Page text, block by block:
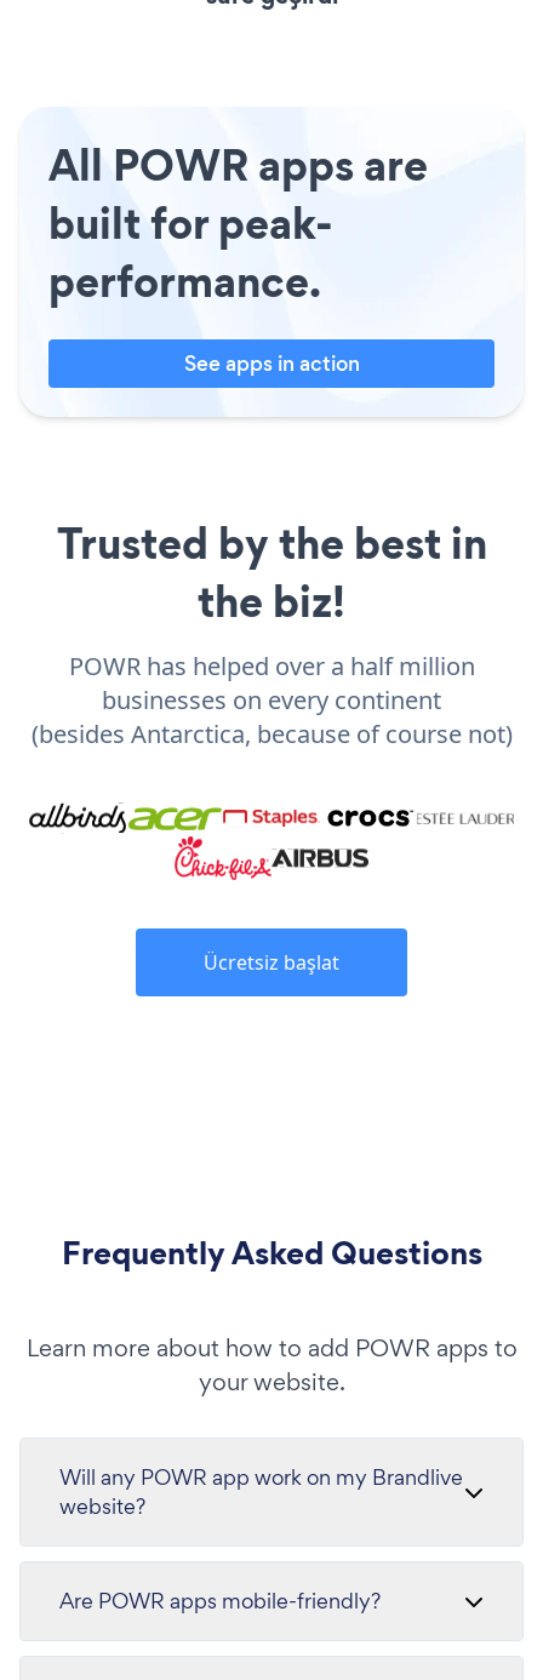
All POWR apps are
built for peak-
performance.
See apps in action
Trusted by the best in
the biz!
POWR has helped over a half million
businesses on every continent
(besides Antarctica, because of course not)
Ücretsiz başlat
Frequently Asked Questions
Learn more about how to add POWR apps to
your website.
Will any POWR app work on my Brandlive
website?
Are POWR apps mobile-friendly?